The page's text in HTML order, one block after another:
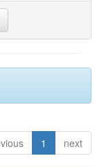
1 next